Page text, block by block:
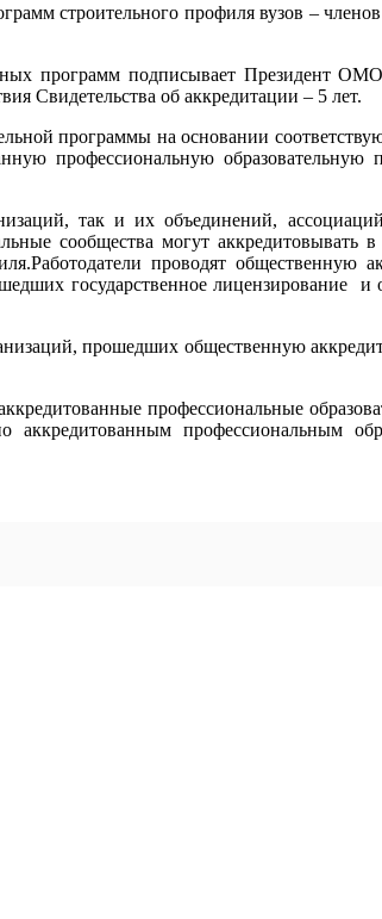
строительного профиля вузов –
программ подписывает Президент
Свидетельства об аккредитации – 5 лет.
программы на основании
профессиональную образовательную
так и их объединений,
сообщества могут
проводят общественную
государственное лицензирование
прошедших общественную
профессиональные
аккредитованным профессиональным